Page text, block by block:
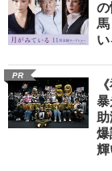
の
馬
い
PR
暴
助
爆
輝